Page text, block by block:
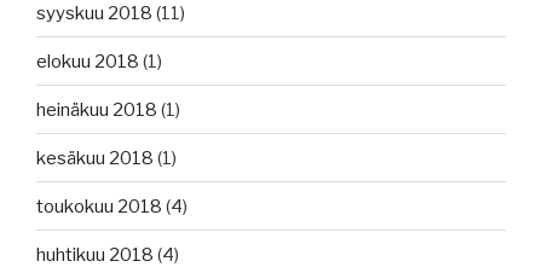
syyskuu 2018 (11)
elokuu 2018 (1)
heinäkuu 2018 (1)
kesäkuu 2018 (1)
toukokuu 2018 (4)
huhtikuu 2018 (4)